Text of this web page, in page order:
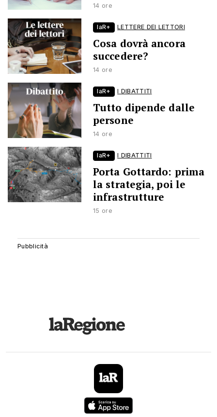
14 ore
laR+ LETTERE DEI LETTORI
Cosa dovrà ancora
succedere?
14 ore
laR+ I DIBATTITI
Tutto dipende dalle
persone
14 ore
laR+ I DIBATTITI
Porta Gottardo: prima
la strategia, poi le
infrastrutture
15 ore